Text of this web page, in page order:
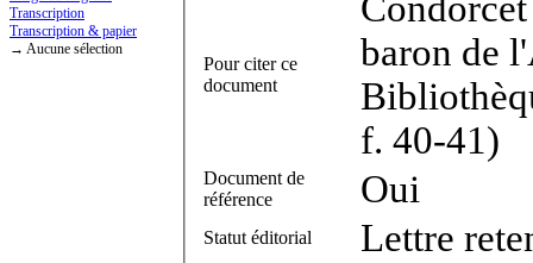
Transcription
Transcription & papier
→ Aucune sélection
Pour citer ce
document
baron de
f. 40-41)
Document de
référence
Oui
Statut éditorial Lettre